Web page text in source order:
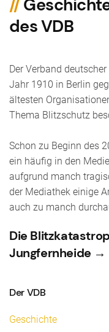
//
des VDB
Der Verband
Jahr 1910 in Berlin
ältesten
Thema Blitzschutz
Schon zu Beginn des
ein häufig in den
aufgrund manch
der Mediathek einige
auch zu manch
Die
Jungfernheide →
Der VDB
Geschichte